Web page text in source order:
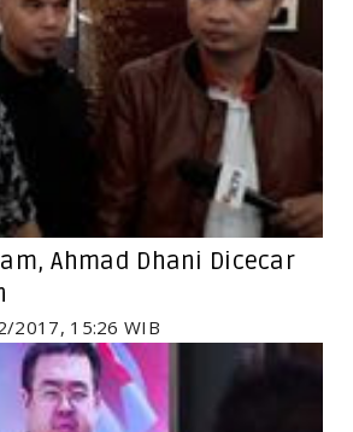
Ahmad Dhani Dicecar
2017, 15:26 WIB